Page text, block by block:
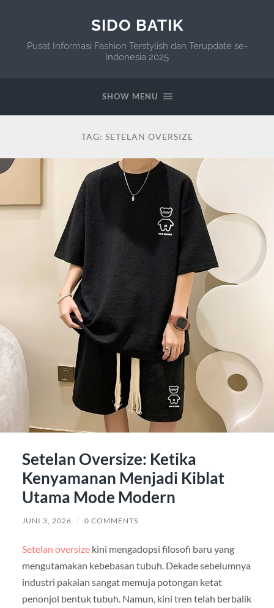
SIDO BATIK
Pusat Informasi Fashion Terstylish dan Terupdate se-
Indonesia 2025
SHOW MENU
TAG: SETELAN OVERSIZE
Setelan Oversize: Ketika
Kenyamanan Menjadi Kiblat
Utama Mode Modern
JUNI 3, 2026 / 0 COMMENTS
Setelan oversizekini mengadopsi filosofi baru yang
mengutamakan kebebasan tubuh. Dekade sebelumnya
industri pakaian sangat memuja potongan ketat
penonjol bentuk tubuh. Namun, kini tren telah berbalik